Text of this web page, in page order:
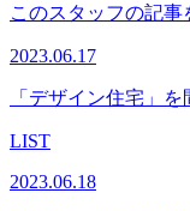
このスタッフの記事
2023.06.17
「デザイン住宅」
LIST
2023.06.18